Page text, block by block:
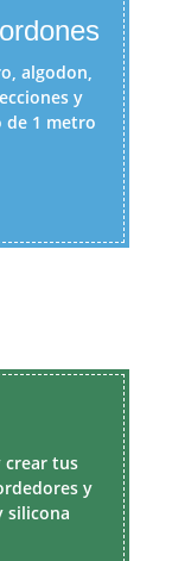
algodon,
y
de 1 metro
crear tus
y
silicona